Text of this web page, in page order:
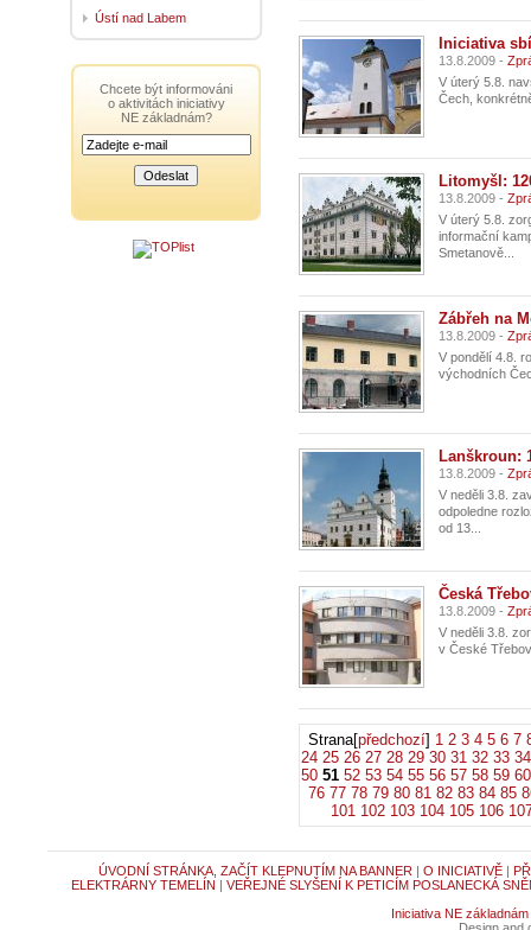
Iniciativa
13.8.2009 -
V úterý 5.8.
Čech,
Litomyšl:
13.8.2009 -
V úterý 5.8.
informační
Smetanově...
Zábřeh na
13.8.2009 -
V pondělí 4.8.
východních
Lanškroun:
13.8.2009 -
V neděli 3.8.
odpoledne
od 13...
Česká
13.8.2009 -
V neděli 3.8.
v České
Strana[předchozí] 1 2 3 4 5 6 7
24 25 26 27 28 29 30 31 32 33 34
50 51 52 53 54 55 56 57 58 59 60
76 77 78 79 80 81 82 83 84 85
101 102 103 104 105 106
Ústí nad Labem
Chcete být informováni
o aktivitách iniciativy
NE základnám?
ÚVODNÍ STRÁNKA, ZAČÍT KLEPNUTÍM NA BANNER | O INICIATIVĚ|
ELEKTRÁRNY TEMELÍN | VEŘEJNÉ SLYŠENÍ K PETICÍM POSLANECKÁ
Iniciativa NE základnám